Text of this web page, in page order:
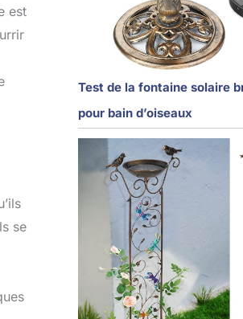
est
se
Test de la fontaine solaire
pour bain d’oiseaux